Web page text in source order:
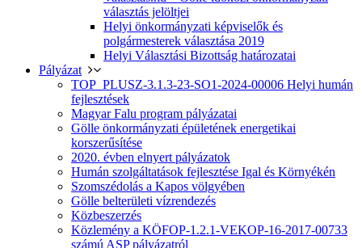
választás jelöltjei
Helyi önkormányzati képviselők és
polgármesterek választása 2019
Helyi Választási Bizottság határozatai
Pályázat
TOP_PLUSZ-3.1.3-23-SO1-2024-00006 Helyi humán
fejlesztések
Magyar Falu program pályázatai
Gölle önkormányzati épületének energetikai
korszerűsítése
2020. évben elnyert pályázatok
Humán szolgáltatások fejlesztése Igal és Környékén
Szomszédolás a Kapos völgyében
Gölle belterületi vízrendezés
Közbeszerzés
Közlemény a KÖFOP-1.2.1-VEKOP-16-2017-00733
számú ASP pályázatról